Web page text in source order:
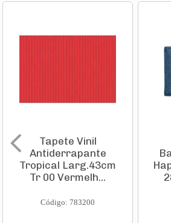
Tapete Vinil
Antiderrapante
Tropical Larg.43cm
Tr 00 Vermelh...
Código: 783200